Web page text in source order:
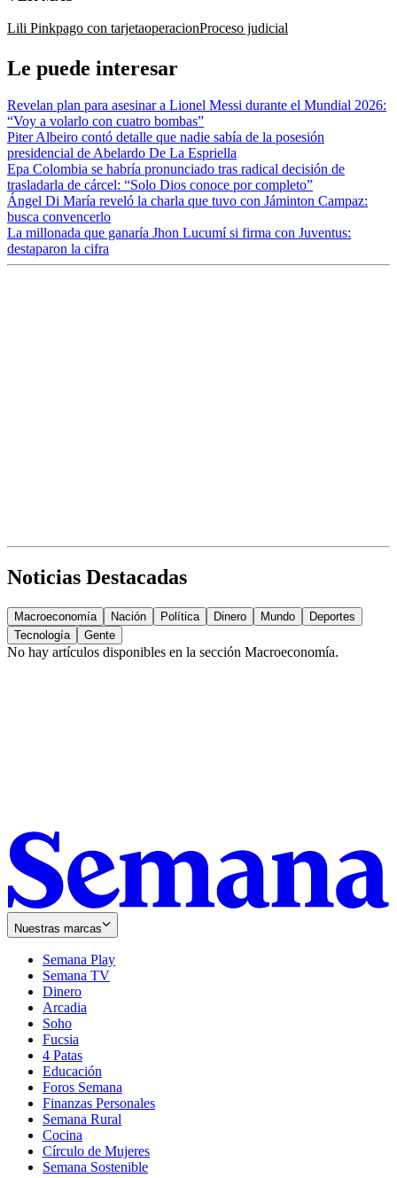
Lili Pinkpago con tarjetaoperacionProceso judicial
Le puede interesar
Revelan plan para asesinar a Lionel Messi durante el Mundial 2026:
“Voy a volarlo con cuatro bombas”
Piter Albeiro contó detalle que nadie sabía de la posesión
presidencial de Abelardo De La Espriella
Epa Colombia se habría pronunciado tras radical decisión de
trasladarla de cárcel: “Solo Dios conoce por completo”
Ángel Di María reveló la charla que tuvo con Jáminton Campaz:
busca convencerlo
La millonada que ganaría Jhon Lucumí si firma con Juventus:
destaparon la cifra
Noticias Destacadas
Macroeconomía Nación Política Dinero Mundo
Deportes
Tecnología
Gente
No hay artículos disponibles en la sección Macroeconomía.
Nuestras marcas
Semana Play
Semana TV
Dinero
Arcadia
Soho
in
new
window
Fucsia
in
new
window
4 Patas
Educación
Foros Semana
Finanzas Personales
Semana Rural
Cocina
Círculo de Mujeres
Semana Sostenible